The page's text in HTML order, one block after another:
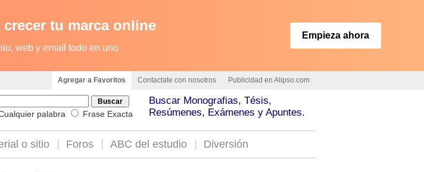
crecer tu marca online
web y email todo en uno
Empieza ahora
Agregar a Favoritos Contactate con nosotros Publicidad en Alipso.com
palabra Frase Exacta
Buscar Monografias, Tésis,
Resúmenes, Exámenes y Apuntes.
o sitio Foros ABC del estudio Diversión